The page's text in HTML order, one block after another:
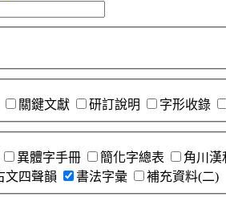
關鍵文獻 研訂說明 字形收錄
異體字手冊 簡化字總表 角川漢
文四聲韻 書法字彙 補充資料(二)